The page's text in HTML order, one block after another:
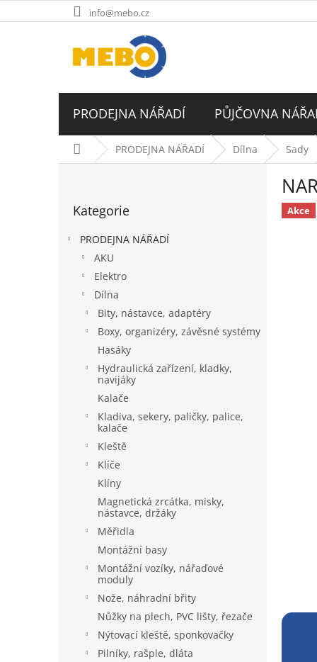
na
info@mebo.cz
PRODEJNA NÁŘADÍ PŮJČOVNA
Domů PRODEJNA NÁŘADÍ Dílna Sady
kategorie
Kategorie
PRODEJNA NÁŘADÍ
AKU
Elektro
Dílna
Bity, nástavce, adaptéry
Boxy, organizéry, závěsné systémy
Hasáky
Hydraulická zařízení, kladky,
navijáky
Kalače
Kladiva, sekery, paličky, palice,
kalače
Kleště
Klíče
Klíny
Magnetická zrcátka, misky,
nástavce, držáky
Měřidla
Montážní basy
Montážní vozíky, nářaďové
moduly
Nože, náhradní břity
Nůžky na plech, PVC lišty, řezače
Nýtovací kleště, sponkovačky
Pilníky, rašple, dláta
Akce